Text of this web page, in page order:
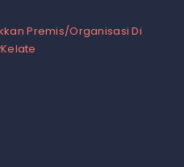
Premis/Organisasi Di